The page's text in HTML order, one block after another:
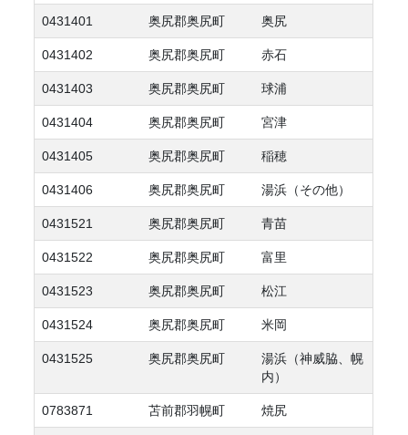
0431401 奥尻郡奥尻町 奥尻
0431402 奥尻郡奥尻町 赤石
0431403 奥尻郡奥尻町 球浦
0431404 奥尻郡奥尻町 宮津
0431405 奥尻郡奥尻町 稲穂
0431406 奥尻郡奥尻町 湯浜（その他）
0431521 奥尻郡奥尻町 青苗
0431522 奥尻郡奥尻町 富里
0431523 奥尻郡奥尻町 松江
0431524 奥尻郡奥尻町 米岡
0431525 奥尻郡奥尻町
湯浜（神威脇、幌
内）
0783871 苫前郡羽幌町 焼尻